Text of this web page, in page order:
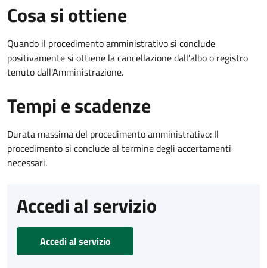
Cosa si ottiene
Quando il procedimento amministrativo si conclude
positivamente si ottiene la cancellazione dall'albo o registro
tenuto dall'Amministrazione.
Tempi e scadenze
Durata massima del procedimento amministrativo: Il
procedimento si conclude al termine degli accertamenti
necessari.
Accedi al servizio
Accedi al servizio